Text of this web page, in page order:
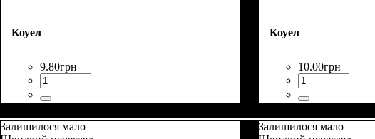
Коуел
9.80грн
Коуел
10.00грн
Залишилося мало
Залишилося мало